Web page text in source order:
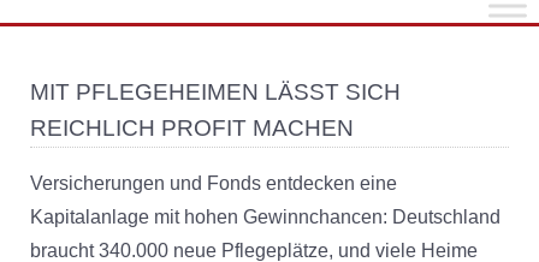
MIT PFLEGEHEIMEN LÄSST SICH
REICHLICH PROFIT MACHEN
Versicherungen und Fonds entdecken eine
Kapitalanlage mit hohen Gewinnchancen: Deutschland
braucht 340.000 neue Pflegeplätze, und viele Heime